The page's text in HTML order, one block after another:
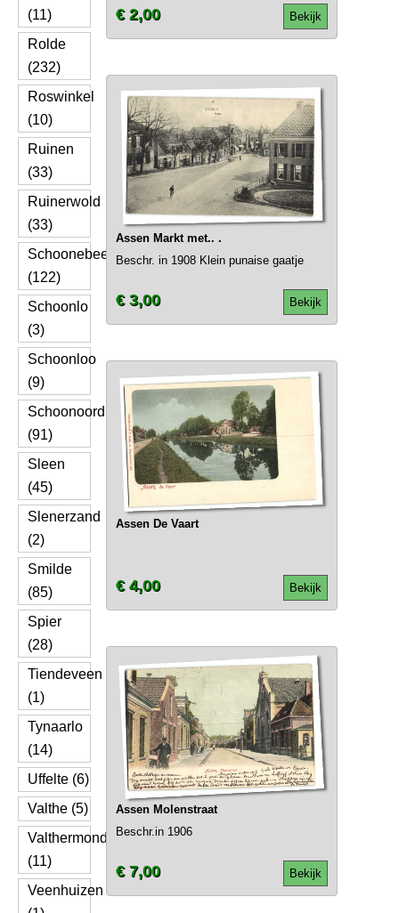
(11)
Rolde
(232)
Roswinkel
(10)
Ruinen
(33)
Ruinerwold
(33)
Schoonebeek
(122)
Schoonlo
(3)
Schoonloo
(9)
Schoonoord
(91)
Sleen
(45)
Slenerzand
(2)
Smilde
(85)
Spier
(28)
Tiendeveen
(1)
Tynaarlo
(14)
Uffelte (6)
Valthe (5)
Valthermond
(11)
Veenhuizen
Bekijk
€ 2,00
Assen Markt met.. .
Beschr. in 1908 Klein punaise gaatje
Bekijk
€ 3,00
Assen De Vaart
Bekijk
€ 4,00
Assen Molenstraat
Beschr.in 1906
Bekijk
€ 7,00